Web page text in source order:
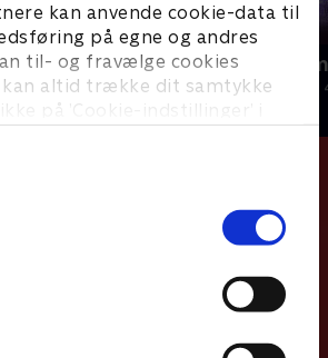
kan anvende cookie-data til
på egne og andres
til- og fravælge cookies
kan altid trække dit samtykke
på ’Cookie-indstillinger’ i
Julelys for
2022 • Livsstil •